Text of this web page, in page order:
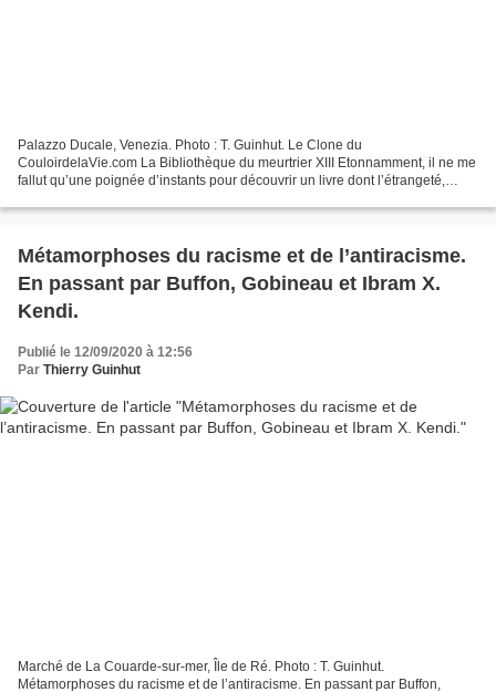
Palazzo Ducale, Venezia. Photo : T. Guinhut. Le Clone du
CouloirdelaVie.com La Bibliothèque du meurtrier XIII Etonnamment, il ne me
fallut qu’une poignée d’instants pour découvrir un livre dont l’étrangeté,
Métamorphoses du racisme et de l’antiracisme.
En passant par Buffon, Gobineau et Ibram X.
Kendi.
Publié le 12/09/2020 à 12:56
Par Thierry Guinhut
Marché de La Couarde-sur-mer, Île de Ré. Photo : T. Guinhut.
Métamorphoses du racisme et de l’antiracisme. En passant par Buffon,